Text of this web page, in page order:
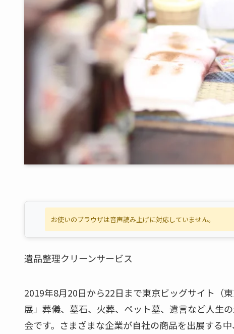
お使いのブラウザは音声読み上げに対応していません。
遺品整理クリーンサービス
2019年8月20日から22日まで東京ビッグサイト（
展」葬儀、墓石、火葬、ペット墓、遺言など人生
会です。さまざまな企業が自社の商品を出展する